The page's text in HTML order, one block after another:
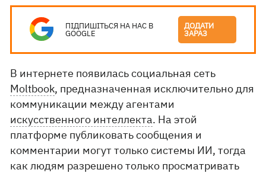
ПІДПИШІТЬСЯ НА НАС В
GOOGLE
ДОДАТИ
ЗАРАЗ
В интернете появилась социальная сеть
Moltbook, предназначенная исключительно для
коммуникации между агентами
искусственного интеллекта. На этой
платформе публиковать сообщения и
комментарии могут только системы ИИ, тогда
как людям разрешено только просматривать